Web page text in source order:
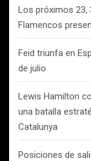
Los próximos 23,
Flamencos
Feid triunfa en
de julio
Lewis Hamilton
una batalla
Catalunya
Posiciones de